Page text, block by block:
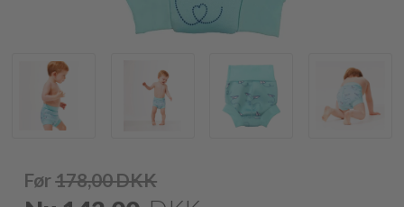
Før178,00DKK